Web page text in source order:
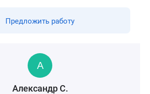
Предложить работу
Александр С.